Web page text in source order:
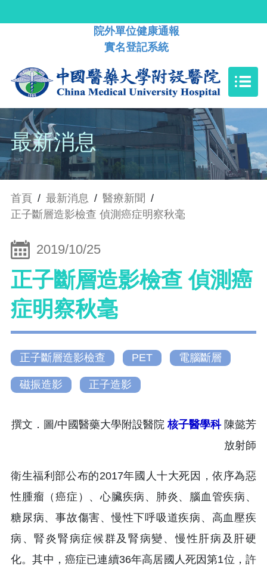
院外單位健康通報
實名登記系統
最新消息
首頁 / 最新消息 / 醫療新聞 /
正子斷層造影檢查 偵測癌症明察秋毫
2019/10/25
正子斷層造影檢查 偵測癌
症明察秋毫
正子斷層造影檢查 PET 電腦斷層
磁振造影 正子造影
撰文．圖/中國醫藥大學附設醫院核子醫學科陳懿芳
放射師
衛生福利部公布的2017年國人十大死因，依序為惡
性腫瘤（癌症）、心臟疾病、肺炎、腦血管疾病、
糖尿病、事故傷害、慢性下呼吸道疾病、高血壓疾
病、腎炎腎病症候群及腎病變、慢性肝病及肝硬
化。其中，癌症已連續36年高居國人死因第1位，許